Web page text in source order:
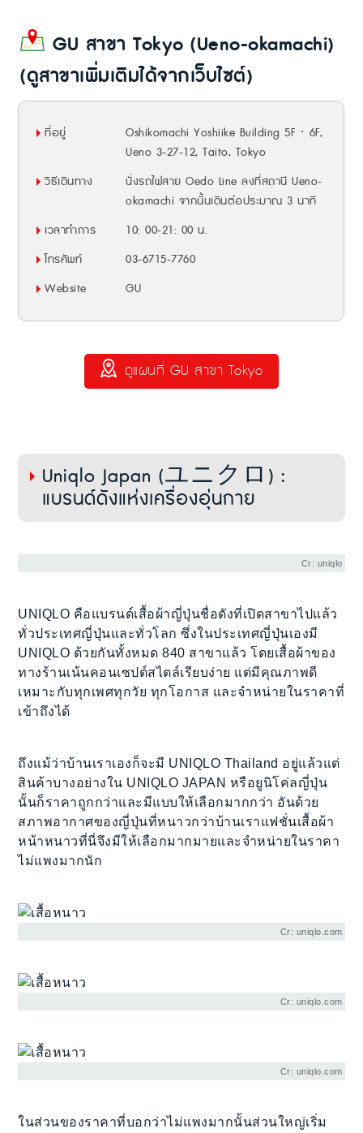
GU สาขา Tokyo (Ueno-okamachi)
(ดูสาขาเพิ่มเติมได้จากเว็บไซต์)
ที่อยู่
Oshikomachi Yoshiike Building 5F · 6F,
Ueno 3-27-12, Taito, Tokyo
วิธีเดินทาง
นั่งรถไฟสาย Oedo Line ลงที่สถานี Ueno-
okamachi จากนั้นเดินต่อประมาณ 3 นาที
เวลาทำการ
10: 00-21: 00 น.
โทรศัพท์
03-6715-7760
Website
GU
ดูแผนที่ GU สาขา Tokyo
Uniqlo Japan (ユニクロ) :
แบรนด์ดังแห่งเครื่องอุ่นกาย
Cr: uniqlo
UNIQLO คือแบรนด์เสื้อผ้าญี่ปุ่นชื่อดังที่เปิดสาขาไปแล้ว
ทั่วประเทศญี่ปุ่นและทั่วโลก ซึ่งในประเทศญี่ปุ่นเองมี
UNIQLO ด้วยกันทั้งหมด 840 สาขาแล้ว โดยเสื้อผ้าของ
ทางร้านเน้นคอนเซปต์สไตล์เรียบง่าย แต่มีคุณภาพดี
เหมาะกับทุกเพศทุกวัย ทุกโอกาส และจำหน่ายในราคาที่
เข้าถึงได้
ถึงแม้ว่าบ้านเราเองก็จะมี UNIQLO Thailand อยู่แล้วแต่
สินค้าบางอย่างใน UNIQLO JAPAN หรือยูนิโค่ลญี่ปุ่น
นั้นก็ราคาถูกกว่าและมีแบบให้เลือกมากกว่า อันด้วย
สภาพอากาศของญี่ปุ่นที่หนาวกว่าบ้านเราแฟชั่นเสื้อผ้า
หน้าหนาวที่นี่จึงมีให้เลือกมากมายและจำหน่ายในราคา
ไม่แพงมากนัก
Cr: uniqlo.com
Cr: uniqlo.com
Cr: uniqlo.com
ในส่วนของราคาที่บอกว่าไม่แพงมากนั้นส่วนใหญ่เริ่ม